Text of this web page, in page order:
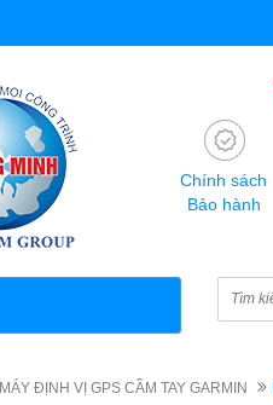
Chính sách
Bảo hành
MÁY ĐỊNH VỊ GPS CẦM TAY GARMIN